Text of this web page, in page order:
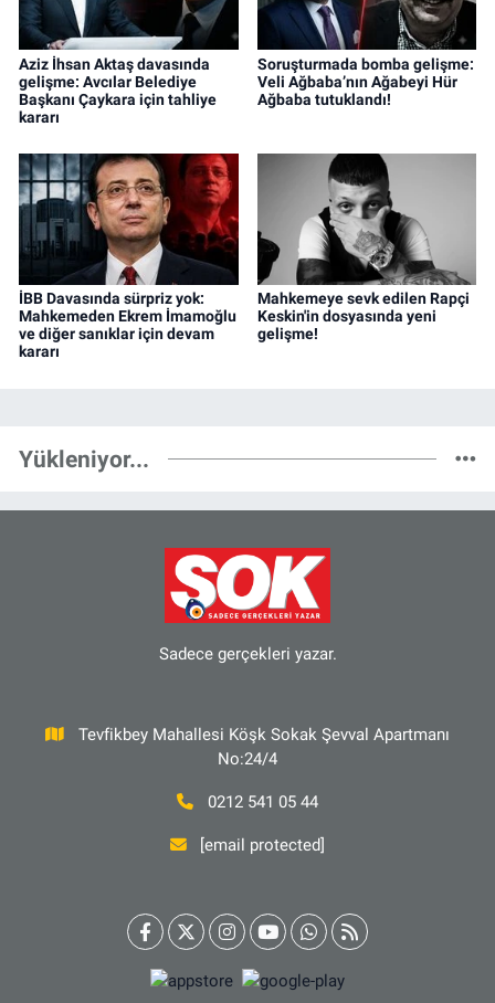
Aziz İhsan Aktaş davasında
gelişme: Avcılar Belediye
Başkanı Çaykara için tahliye
kararı
Soruşturmada bomba gelişme:
Veli Ağbaba’nın Ağabeyi Hür
Ağbaba tutuklandı!
İBB Davasında sürpriz yok:
Mahkemeden Ekrem İmamoğlu
ve diğer sanıklar için devam
kararı
Mahkemeye sevk edilen Rapçi
Keskin'in dosyasında yeni
gelişme!
Yükleniyor...
Sadece gerçekleri yazar.
Tevfikbey Mahallesi Köşk Sokak Şevval Apartmanı
No:24/4
0212 541 05 44
[email protected]